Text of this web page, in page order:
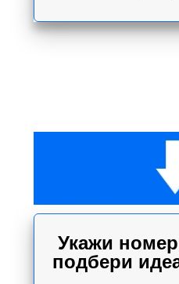
Укажи
подбери